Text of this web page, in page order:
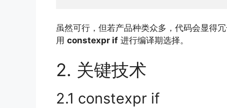
虽然可行，但若产品种类众多，代码会显得
用 constexpr if 进行编译期选择。
2. 关键技术
2.1 constexpr if